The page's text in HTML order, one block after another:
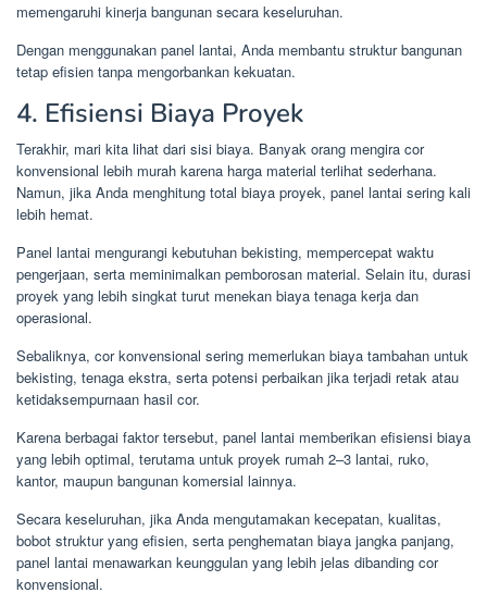
memengaruhi kinerja bangunan secara keseluruhan.
Dengan menggunakan panel lantai, Anda membantu struktur bangunan
tetap efisien tanpa mengorbankan kekuatan.
4. Efisiensi Biaya Proyek
Terakhir, mari kita lihat dari sisi biaya. Banyak orang mengira cor
konvensional lebih murah karena harga material terlihat sederhana.
Namun, jika Anda menghitung total biaya proyek, panel lantai sering kali
lebih hemat.
Panel lantai mengurangi kebutuhan bekisting, mempercepat waktu
pengerjaan, serta meminimalkan pemborosan material. Selain itu, durasi
proyek yang lebih singkat turut menekan biaya tenaga kerja dan
operasional.
Sebaliknya, cor konvensional sering memerlukan biaya tambahan untuk
bekisting, tenaga ekstra, serta potensi perbaikan jika terjadi retak atau
ketidaksempurnaan hasil cor.
Karena berbagai faktor tersebut, panel lantai memberikan efisiensi biaya
yang lebih optimal, terutama untuk proyek rumah 2–3 lantai, ruko,
kantor, maupun bangunan komersial lainnya.
Secara keseluruhan, jika Anda mengutamakan kecepatan, kualitas,
bobot struktur yang efisien, serta penghematan biaya jangka panjang,
panel lantai menawarkan keunggulan yang lebih jelas dibanding cor
konvensional.